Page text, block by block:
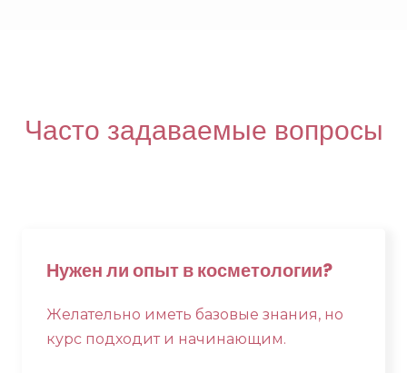
Часто задаваемые вопросы
Нужен ли опыт в косметологии?
Желательно иметь базовые знания, но
курс подходит и начинающим.